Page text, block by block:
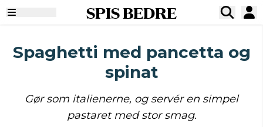
SPIS BEDRE
Spaghetti med pancetta og
spinat
Gør som italienerne, og servér en simpel
pastaret med stor smag.